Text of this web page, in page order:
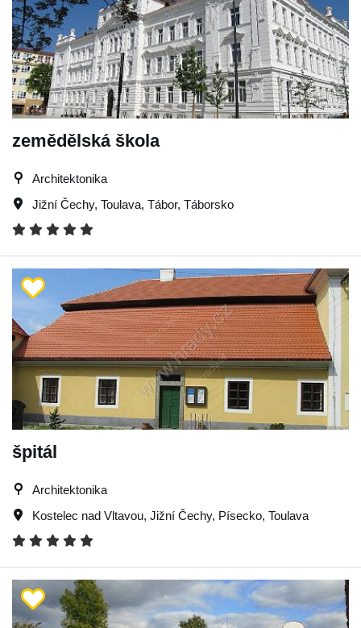
zemědělská škola
Architektonika
Jižní Čechy, Toulava, Tábor, Táborsko
špitál
Architektonika
Kostelec nad Vltavou, Jižní Čechy, Písecko, Toulava